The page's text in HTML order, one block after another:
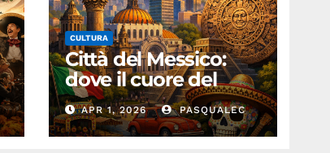
CULTURA
Città del Messico:
dove il cuore del
passato batte nel
presente
APR 1, 2026 PASQUALEC